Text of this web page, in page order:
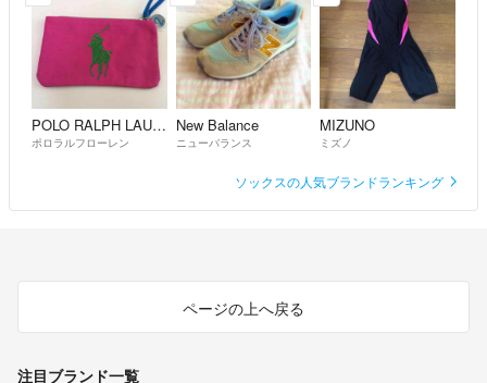
POLO RALPH LAUREN
ポロラルフローレン
New Balance
ニューバランス
MIZUNO
ミズノ
ソックスの人気ブランドランキング
ページの上へ戻る
注目ブランド一覧